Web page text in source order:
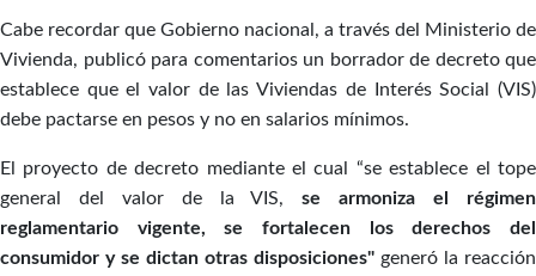
Cabe recordar que Go​bierno nacional, a través del Ministerio de
Vivienda, publicó para comentarios un borrador de decreto que
establece que el valor de las Viviendas de Interés Social (VIS)
debe pactarse en pesos y no en salarios mínimos.
El proyecto de decreto mediante el cual “se establece el tope
general del valor de la VIS, se armoniza el régimen
reglamentario vigente, se fortalecen los derechos del
consumidor y se dictan otras disposiciones" generó la reacción